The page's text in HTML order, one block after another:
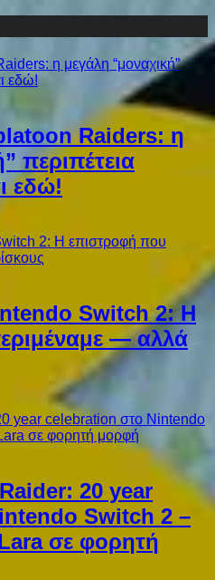
Raiders: η
περιπέτεια
εδώ!
Switch 2: Η
— αλλά
20 year
Switch 2 –
σε φορητή